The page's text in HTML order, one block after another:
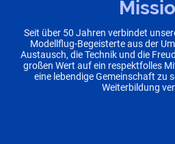
Seit über 50 Jahren verbindet
Modellflug-Begeisterte aus der
Austausch, die Technik und die
großen Wert auf ein respektfolles
eine lebendige Gemeinschaft zu
Weiterbildung